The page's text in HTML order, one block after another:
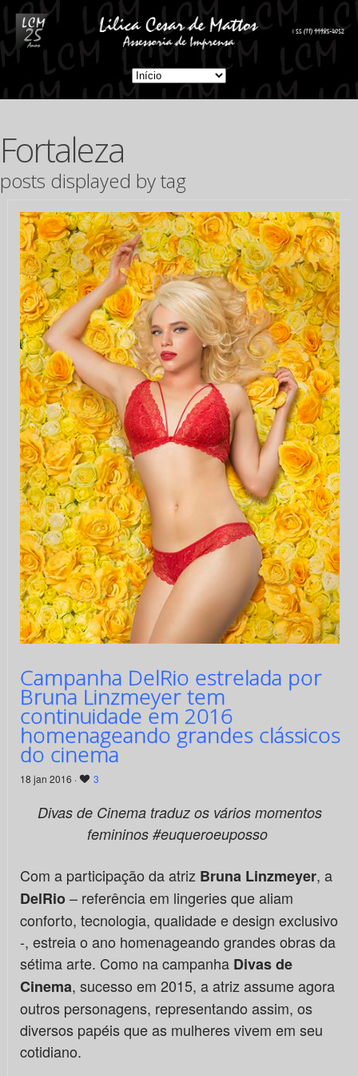
Fortaleza
posts displayed by tag
Campanha DelRio estrelada por
Bruna Linzmeyer tem
continuidade em 2016
homenageando grandes clássicos
do cinema
18 jan 2016 · 3
Divas de Cinema traduz os vários momentos
femininos #euqueroeuposso
Com a participação da atriz Bruna Linzmeyer, a
DelRio– referência em lingeries que aliam
conforto, tecnologia, qualidade e design exclusivo
-, estreia o ano homenageando grandes obras da
sétima arte. Como na campanha Divas de
Cinema, sucesso em 2015, a atriz assume agora
outros personagens, representando assim, os
diversos papéis que as mulheres vivem em seu
cotidiano.